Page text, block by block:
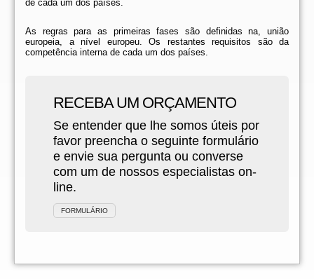
de cada um dos países.
As regras para as primeiras fases são definidas na, união
europeia, a nível europeu. Os restantes requisitos são da
competência interna de cada um dos países.
RECEBA UM ORÇAMENTO
Se entender que lhe somos úteis por
favor preencha o seguinte formulário
e envie sua pergunta ou converse
com um de nossos especialistas on-
line.
FORMULÁRIO